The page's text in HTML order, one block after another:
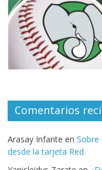
Comentarios
Arasay Infante en
desde la tarjeta Red